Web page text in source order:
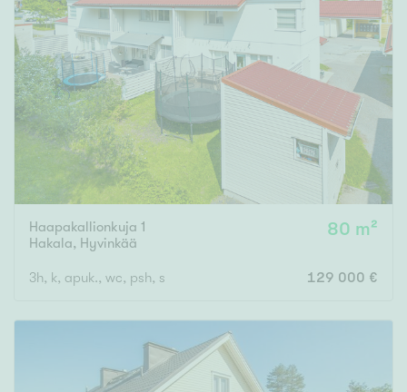
Haapakallionkuja 1
Hakala, Hyvinkää
80 m²
3h, k, apuk., wc, psh, s 129 000 €